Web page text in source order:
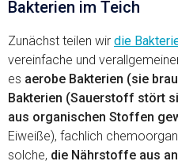
Bakterien im Teich
Zunächst teilen wir die
vereinfache und
es aerobe Bakterien (sie
Bakterien (Sauerstoff stört
aus organischen Stoffen
Eiweiße), fachlich
solche, die Nährstoffe aus